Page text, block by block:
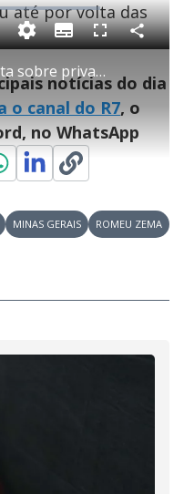
até por volta das
Projeto de Lei que trata sobre privatização da Copasa é aprovado em 1º turno
S
u
b
i
t
l
e
s
F
l
s
c
r
e
e
n
C
o
i
l
a
notícias do dia
o canal do R7, o
no WhatsApp
MINAS GERAIS ROMEU ZEMA